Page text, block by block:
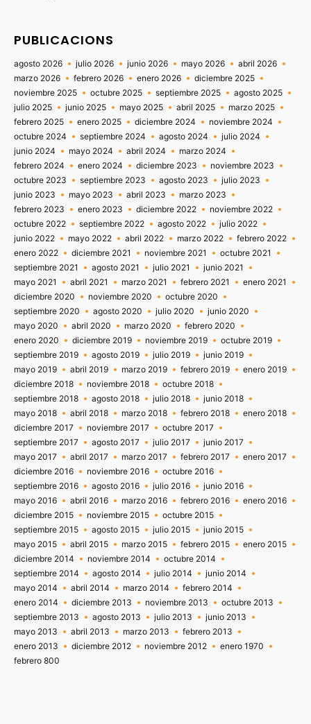
PUBLICACIONS
agosto 2026 julio 2026 junio 2026 mayo 2026
abril 2026
marzo 2026
febrero 2026 enero 2026
diciembre 2025
noviembre 2025
octubre 2025 septiembre 2025
agosto 2025
julio 2025
junio 2025 mayo 2025 abril 2025
marzo 2025
febrero 2025
enero 2025 diciembre 2024
noviembre 2024
octubre 2024
septiembre 2024 agosto 2024
julio 2024
junio 2024
mayo 2024 abril 2024
marzo 2024
febrero 2024
enero 2024 diciembre 2023
noviembre 2023
octubre 2023
septiembre 2023 agosto 2023
julio 2023
junio 2023
mayo 2023 abril 2023
marzo 2023
febrero 2023
enero 2023 diciembre 2022
noviembre 2022
octubre 2022
septiembre 2022 agosto 2022
julio 2022
junio 2022
mayo 2022 abril 2022 marzo 2022
febrero 2022
enero 2022
diciembre 2021 noviembre 2021
octubre 2021
septiembre 2021
agosto 2021 julio 2021
junio 2021
mayo 2021
abril 2021 marzo 2021 febrero 2021
enero 2021
diciembre 2020
noviembre 2020
octubre 2020
septiembre 2020
agosto 2020 julio 2020
junio 2020
mayo 2020
abril 2020 marzo 2020
febrero 2020
enero 2020
diciembre 2019 noviembre 2019
octubre 2019
septiembre 2019
agosto 2019 julio 2019
junio 2019
mayo 2019
abril 2019 marzo 2019 febrero 2019
enero 2019
diciembre 2018
noviembre 2018
octubre 2018
septiembre 2018
agosto 2018 julio 2018
junio 2018
mayo 2018
abril 2018 marzo 2018 febrero 2018
enero 2018
diciembre 2017
noviembre 2017
octubre 2017
septiembre 2017
agosto 2017 julio 2017
junio 2017
mayo 2017
abril 2017 marzo 2017 febrero 2017
enero 2017
diciembre 2016
noviembre 2016
octubre 2016
septiembre 2016
agosto 2016 julio 2016
junio 2016
mayo 2016
abril 2016 marzo 2016 febrero 2016
enero 2016
diciembre 2015
noviembre 2015
octubre 2015
septiembre 2015
agosto 2015 julio 2015
junio 2015
mayo 2015
abril 2015 marzo 2015 febrero 2015
enero 2015
diciembre 2014
noviembre 2014
octubre 2014
septiembre 2014
agosto 2014 julio 2014
junio 2014
mayo 2014
abril 2014 marzo 2014
febrero 2014
enero 2014
diciembre 2013 noviembre 2013
octubre 2013
septiembre 2013
agosto 2013 julio 2013
junio 2013
mayo 2013
abril 2013 marzo 2013
febrero 2013
enero 2013
diciembre 2012 noviembre 2012
enero 1970
febrero 800